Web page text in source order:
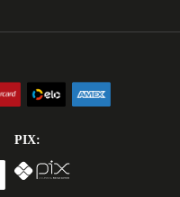
PIX: